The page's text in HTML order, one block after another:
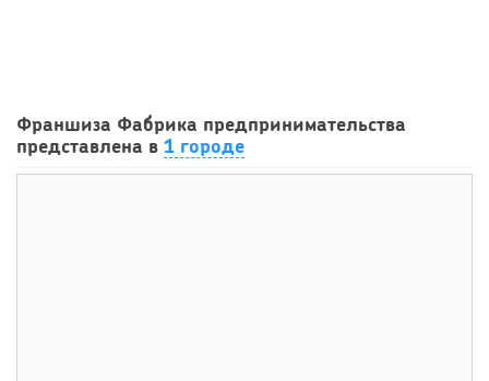
открытия заведения
Франшиза Фабрика предпринимательства
представлена в 1 городе